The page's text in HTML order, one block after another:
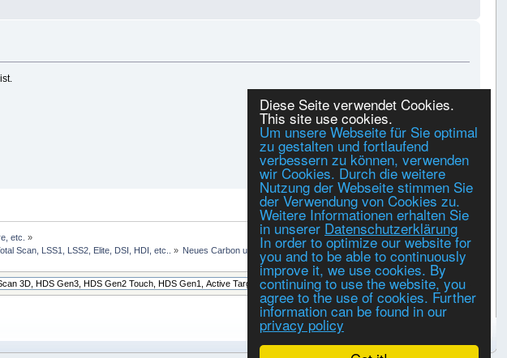
Diese Seite verwendet Cookies.
This site use cookies.
Um unsere Webseite für Sie optimal
zu gestalten und fortlaufend
verbessern zu können, verwenden
wir Cookies. Durch die weitere
Nutzung der Webseite stimmen Sie
der Verwendung von Cookies zu.
Weitere Informationen erhalten Sie
in unserer Datenschutzerklärung
In order to optimize our website for
you and to be able to continuously
improve it, we use cookies. By
continuing to use the website, you
agree to the use of cookies. Further
information can be found in our
privacy policy
Gespeichert
DRUCKEN
etc. »
Scan, LSS1, LSS2, Elite, DSI, HDI, etc..
» Neues Carbon update 18.3